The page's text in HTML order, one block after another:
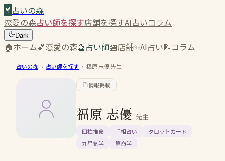
占いの森
恋愛の森占い師を探す店舗を探すAI占いコラム
Dark
🏠ホーム💕恋愛の森🔮占い師🏪店舗✨AI占い📝コラム
占いの森 › 占い師を探す › 福原 志優先生
情報掲載
福原 志優 先生
四柱推命 手相占い
タロットカード
九星気学
算命学